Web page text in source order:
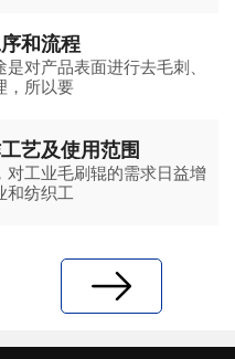
和流程
对产品表面进行去毛刺、
，所以要
艺及使用范围
对工业毛刷辊的需求日益增
和纺织工
下一页